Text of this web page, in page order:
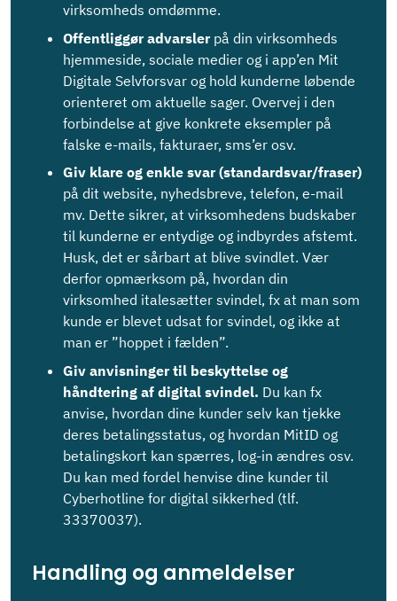
virksomheds omdømme.
Offentliggør advarsler på din virksomheds
hjemmeside, sociale medier og i app’en Mit
Digitale Selvforsvar og hold kunderne løbende
orienteret om aktuelle sager. Overvej i den
forbindelse at give konkrete eksempler på
falske e-mails, fakturaer, sms’er osv.
Giv klare og enkle svar (standardsvar/fraser)
på dit website, nyhedsbreve, telefon, e-mail
mv. Dette sikrer, at virksomhedens budskaber
til kunderne er entydige og indbyrdes afstemt.
Husk, det er sårbart at blive svindlet. Vær
derfor opmærksom på, hvordan din
virksomhed italesætter svindel, fx at man som
kunde er blevet udsat for svindel, og ikke at
man er ”hoppet i fælden”.
Giv anvisninger til beskyttelse og
håndtering af digital svindel. Du kan fx
anvise, hvordan dine kunder selv kan tjekke
deres betalingsstatus, og hvordan MitID og
betalingskort kan spærres, log-in ændres osv.
Du kan med fordel henvise dine kunder til
Cyberhotline for digital sikkerhed (tlf.
33370037).
Handling og anmeldelser